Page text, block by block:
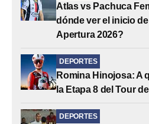
Atlas vs Pachuca
dónde ver el inicio
Apertura 2026?
DEPORTES
Romina Hinojosa: A
la Etapa 8 del Tour
DEPORTES